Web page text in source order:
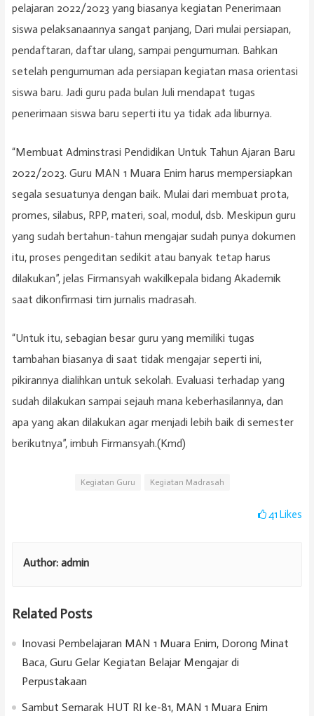
pelajaran 2022/2023 yang biasanya kegiatan Penerimaan
siswa pelaksanaannya sangat panjang, Dari mulai persiapan,
pendaftaran, daftar ulang, sampai pengumuman. Bahkan
setelah pengumuman ada persiapan kegiatan masa orientasi
siswa baru. Jadi guru pada bulan Juli mendapat tugas
penerimaan siswa baru seperti itu ya tidak ada liburnya.
“Membuat Adminstrasi Pendidikan Untuk Tahun Ajaran Baru
2022/2023. Guru MAN 1 Muara Enim harus mempersiapkan
segala sesuatunya dengan baik. Mulai dari membuat prota,
promes, silabus, RPP, materi, soal, modul, dsb. Meskipun guru
yang sudah bertahun-tahun mengajar sudah punya dokumen
itu, proses pengeditan sedikit atau banyak tetap harus
dilakukan”, jelas Firmansyah wakilkepala bidang Akademik
saat dikonfirmasi tim jurnalis madrasah.
“Untuk itu, sebagian besar guru yang memiliki tugas
tambahan biasanya di saat tidak mengajar seperti ini,
pikirannya dialihkan untuk sekolah. Evaluasi terhadap yang
sudah dilakukan sampai sejauh mana keberhasilannya, dan
apa yang akan dilakukan agar menjadi lebih baik di semester
berikutnya”, imbuh Firmansyah.(Kmd)
Kegiatan Guru Kegiatan Madrasah
41Likes
Author: admin
Related Posts
Inovasi Pembelajaran MAN 1 Muara Enim, Dorong Minat
Baca, Guru Gelar Kegiatan Belajar Mengajar di
Perpustakaan
Sambut Semarak HUT RI ke-81, MAN 1 Muara Enim